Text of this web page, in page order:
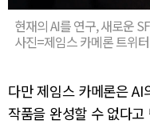
현재의 AI를 연구, 새로운
사진=제임스 카메론 트위
다만 제임스 카메론은
작품을 완성할 수 없다